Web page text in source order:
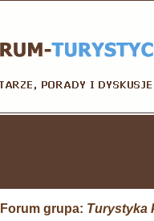
Forum grupa: Turystyka